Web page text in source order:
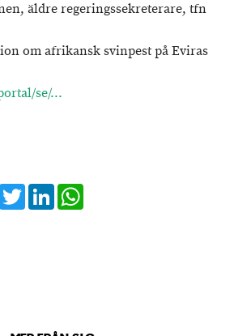
äldre regeringssekreterare, tfn
om afrikansk svinpest på Eviras
se/...
Facebook
TwitterLinkedIn